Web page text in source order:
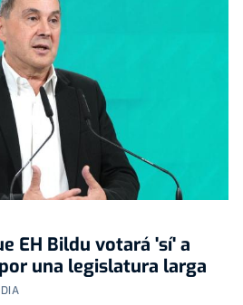
EH Bildu votará 'sí' a
una legislatura larga